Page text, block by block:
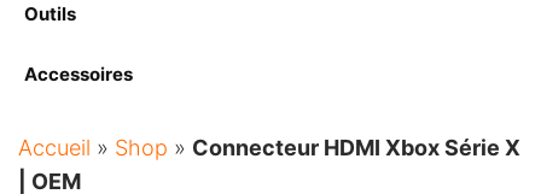
Outils
Accessoires
Accueil » Shop » Connecteur HDMI Xbox Série X
| OEM